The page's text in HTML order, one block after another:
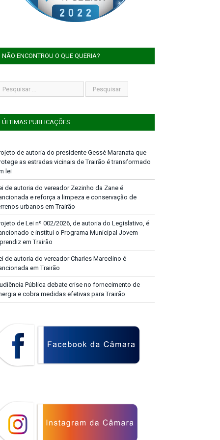
NÃO ENCONTROU O QUE QUERIA?
ÚLTIMAS PUBLICAÇÕES
de autoria do presidente Gessé Maranata que
as estradas vicinais de Trairão é transformado
lei
de autoria do vereador Zezinho da Zane é
e reforça a limpeza e conservação de
urbanos em Trairão
de Lei nº 002/2026, de autoria do Legislativo, é
e institui o Programa Municipal Jovem
em Trairão
de autoria do vereador Charles Marcelino é
em Trairão
Pública debate crise no fornecimento de
e cobra medidas efetivas para Trairão